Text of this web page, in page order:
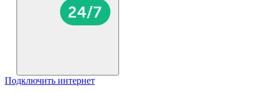
Подключить интернет